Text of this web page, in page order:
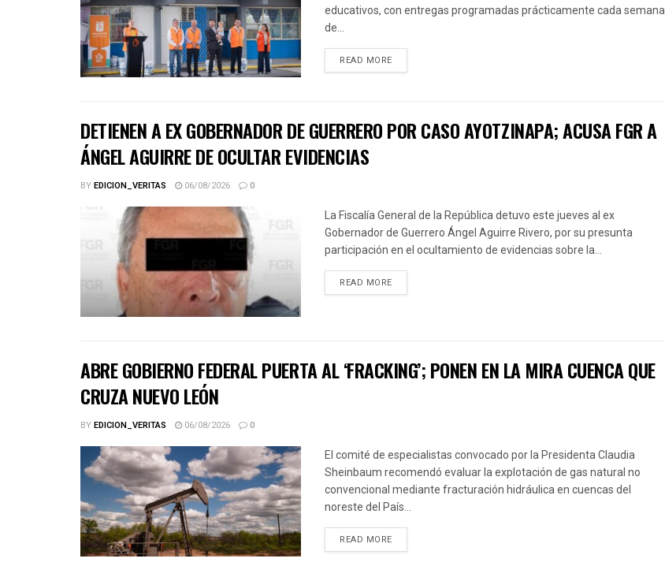
educativos, con entregas programadas prácticamente cada semana
de...
READ MORE
DETIENEN A EX GOBERNADOR DE GUERRERO POR CASO AYOTZINAPA; ACUSA FGR A
ÁNGEL AGUIRRE DE OCULTAR EVIDENCIAS
BYEDICION_VERITAS 06/08/2026 0
La Fiscalía General de la República detuvo este jueves al ex
Gobernador de Guerrero Ángel Aguirre Rivero, por su presunta
participación en el ocultamiento de evidencias sobre la...
READ MORE
ABRE GOBIERNO FEDERAL PUERTA AL ‘FRACKING’; PONEN EN LA MIRA CUENCA QUE
CRUZA NUEVO LEÓN
BYEDICION_VERITAS 06/08/2026 0
El comité de especialistas convocado por la Presidenta Claudia
Sheinbaum recomendó evaluar la explotación de gas natural no
convencional mediante fracturación hidráulica en cuencas del
noreste del País...
READ MORE